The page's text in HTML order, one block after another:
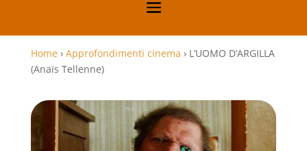
Home › Approfondimenti cinema › L’UOMO D’ARGILLA
(Anaïs Tellenne)